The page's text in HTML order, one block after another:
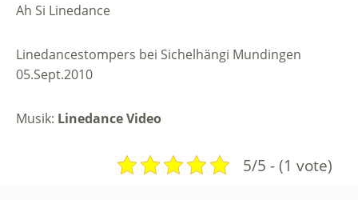
Ah Si Linedance
Linedancestompers bei Sichelhängi Mundingen
05.Sept.2010
Musik: Linedance Video
5/5 - (1 vote)